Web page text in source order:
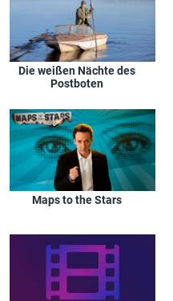
Die weißen Nächte des
Postboten
Maps to the Stars